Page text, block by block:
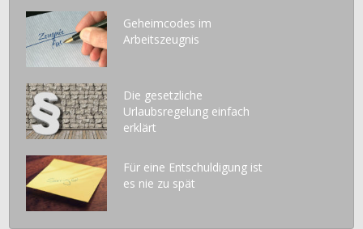
Geheimcodes im
Arbeitszeugnis
Die gesetzliche
Urlaubsregelung einfach
erklärt
Für eine Entschuldigung ist
es nie zu spät